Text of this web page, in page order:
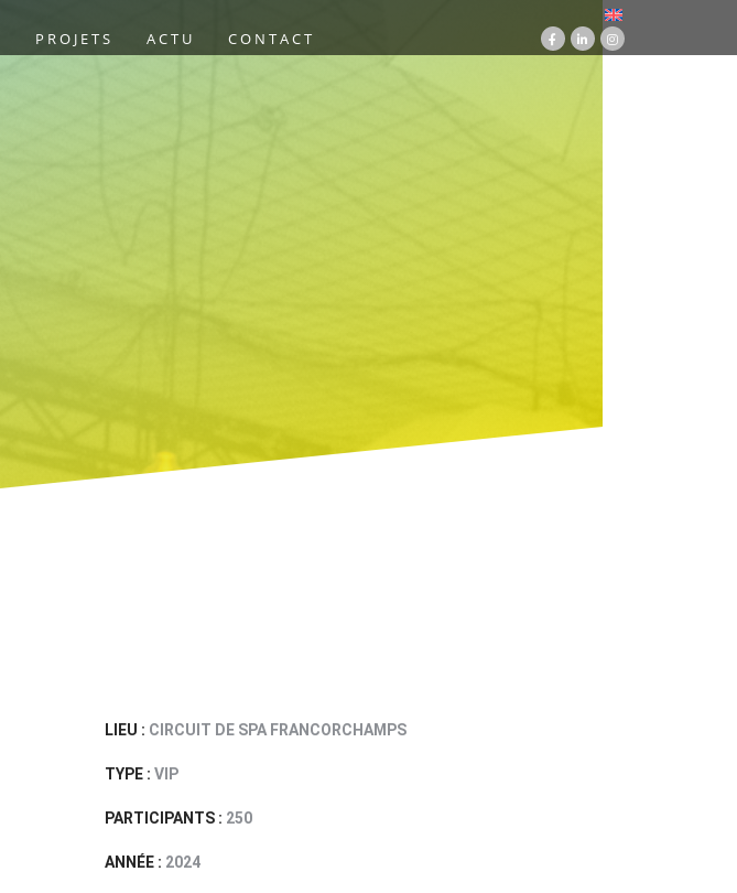
PROJETS ACTU CONTACT
LIEU : CIRCUIT DE SPA FRANCORCHAMPS
TYPE : VIP
PARTICIPANTS : 250
ANNÉE : 2024